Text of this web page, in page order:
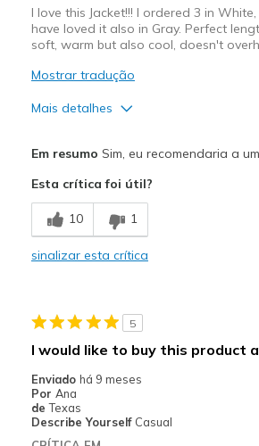
I love this Jacket!!! I ordered 3 in
have loved it also in Gray. Perfect
soft, warm but also cool, doesn't
Mostrar tradução
Mais detalhes
Breathe Well
Comfortable
Casual Wear
Special Occasions
Travel
Em resumo Sim, eu recomendaria a
Esta crítica foi útil?
10 1
sinalizar esta crítica
5
I would like to buy this product
Enviado há 9 meses
Por Ana
de Texas
Describe Yourself Casual